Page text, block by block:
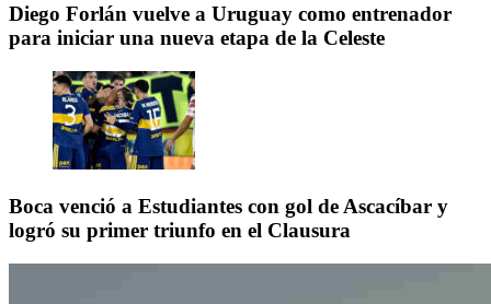
Diego Forlán vuelve a Uruguay como entrenador
para iniciar una nueva etapa de la Celeste
Boca venció a Estudiantes con gol de Ascacíbar y
logró su primer triunfo en el Clausura